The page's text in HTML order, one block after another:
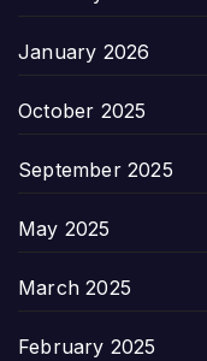
January 2026
October 2025
September 2025
May 2025
March 2025
February 2025